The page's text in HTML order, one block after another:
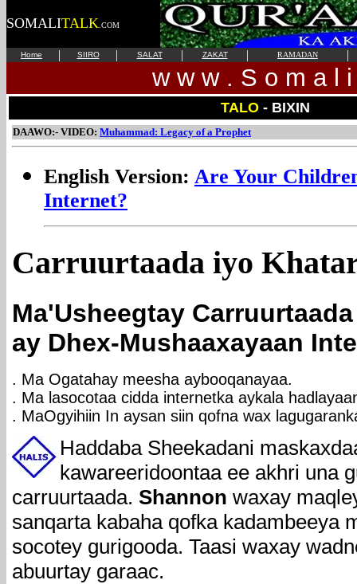
SOMALITALK .COM
Home | SIIRO | SALAT | ZAKAT | RAMADAN |
w w w . S o m a l
TALO - BIXIN
DAAWO:- VIDEO: Muhammad: Legacy of a Prophet
English Version: Are Your
Internet?
Carruurtaada iyo
Ma'Usheegtay
ay Dhex-Mushaaxayaan
. Ma Ogatahay meesha aybooqanayaa.
. Ma lasocotaa cidda internetka aykala
. MaOgyihiin In aysan siin qofna wax
Haddaba Sheekadani
kawareeridoontaa ee akhri una
carruurtaada. Shannon waxay
sanqarta kabaha qofka kadambeeya
socotey gurigooda. Taasi waxay
abuurtay garaac.